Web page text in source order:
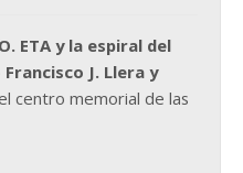
ETA y la espiral del
J. Llera y
centro memorial de las